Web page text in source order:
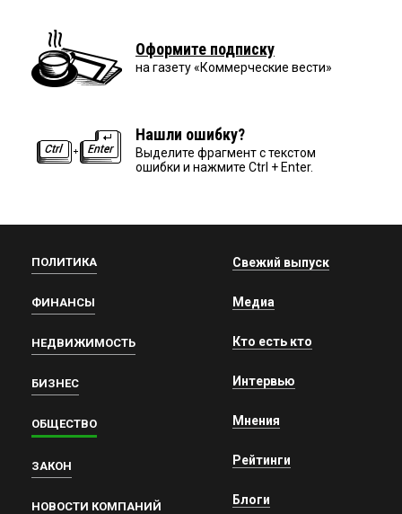
Оформите подписку
на газету «Коммерческие вести»
Нашли ошибку?
Выделите фрагмент с текстом
ошибки и нажмите Ctrl + Enter.
ПОЛИТИКА
ФИНАНСЫ
НЕДВИЖИМОСТЬ
БИЗНЕС
ОБЩЕСТВО
ЗАКОН
НОВОСТИ КОМПАНИЙ
Свежий выпуск
Медиа
Кто есть кто
Интервью
Мнения
Рейтинги
Блоги